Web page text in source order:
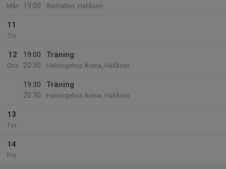
Mån
19:00
Badvallen, Hällåsen
11
Tis
12
Ons
19:00
20:30
Träning
Helsingehus Arena, Hällåsen
19:30
20:30
Träning
Helsingehus Arena, Hällåsen
13
Tor
14
Fre